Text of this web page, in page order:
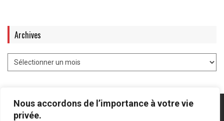
Nous accordons de l’importance à votre vie
privée.
Archives